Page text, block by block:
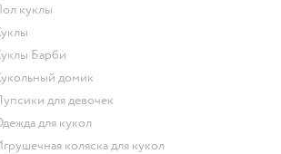
Лол куклы
Куклы
Куклы Барби
Кукольный домик
Пупсики для девочек
Одежда для кукол
Игрушечная коляска для кукол